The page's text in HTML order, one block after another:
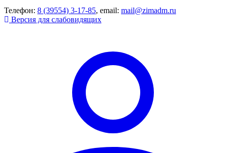
Телефон: 8 (39554) 3-17-85, email: mail@zimadm.ru
Версия для слабовидящих